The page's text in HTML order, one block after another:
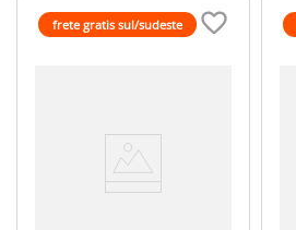
frete gratis sul/sudeste